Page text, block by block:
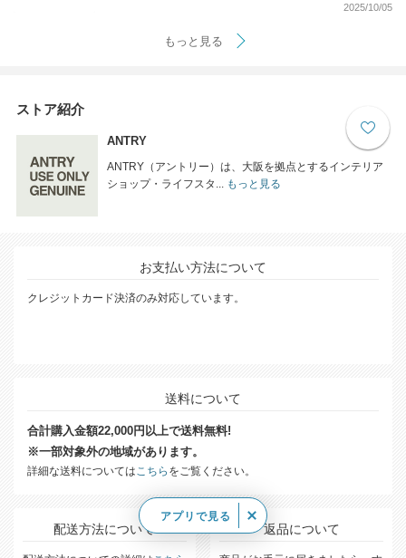
2025/10/05
もっと見る
ストア紹介
ANTRY
ANTRY（アントリー）は、大阪を拠点とするインテリア
ショップ・ライフスタ...
もっと見る
お支払い方法について
クレジットカード決済のみ対応しています。
送料について
合計購入金額22,000円以上で送料無料!
※一部対象外の地域があります。
詳細な送料については こちら をご覧ください。
配送方法について 返品について
アプリで見る